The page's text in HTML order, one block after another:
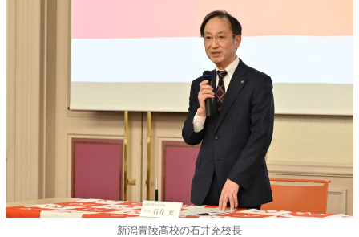
新潟青陵高校の石井充校長